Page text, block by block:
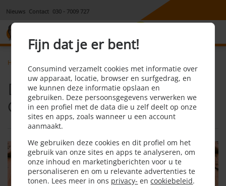
Nieuws Contact 030 - 7009 727
Home
Dekking
Opstalverzekering
Fijn dat je er bent!
Consumind verzamelt cookies met informatie over
uw apparaat, locatie, browser en surfgedrag, en
we kunnen deze informatie opslaan en
gebruiken. Deze persoonsgegevens verwerken we
in een profiel met de data die u zelf deelt op onze
sites en apps, zoals wanneer u een account
aanmaakt.
We gebruiken deze cookies en dit profiel om het
gebruik van onze sites en apps te analyseren, om
onze inhoud en marketingberichten voor u te
personaliseren en om u relevante advertenties te
tonen. Lees meer in ons privacy- encookiebeleid.